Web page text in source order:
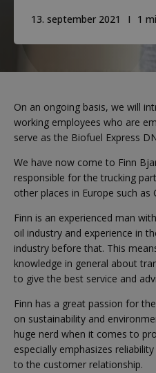
13. september 2021 1
On an ongoing basis, we will
working employees who are
serve as the Biofuel Express
We have now come to Finn
responsible for the trucking
other places in Europe such
Finn is an experienced man
oil industry and experience in
industry before that. This
knowledge in general about
to give the best service and
Finn has a great passion for
on sustainability and
huge nerd when it comes to
especially emphasizes
to the customer relationship.